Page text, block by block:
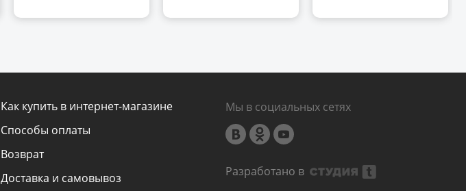
Как купить в интернет-магазине
Способы оплаты
Возврат
Доставка и самовывоз
Мы в социальных сетях
Разработано в